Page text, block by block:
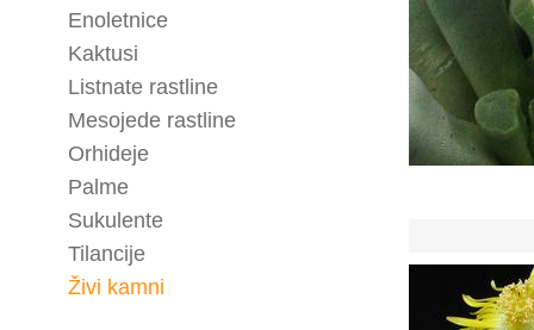
Enoletnice
Kaktusi
Listnate rastline
Mesojede rastline
Orhideje
Palme
Sukulente
Tilancije
Živi kamni